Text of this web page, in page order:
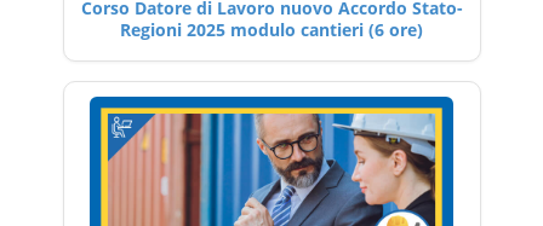
Corso Datore di Lavoro nuovo Accordo Stato-
Regioni 2025 modulo cantieri (6 ore)